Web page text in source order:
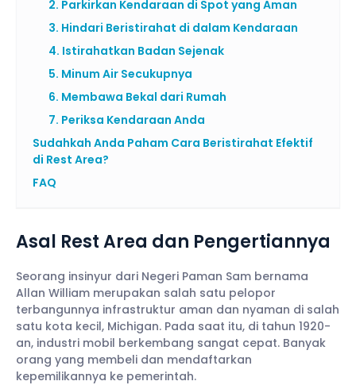
2. Parkirkan Kendaraan di Spot yang Aman
3. Hindari Beristirahat di dalam Kendaraan
4. Istirahatkan Badan Sejenak
5. Minum Air Secukupnya
6. Membawa Bekal dari Rumah
7. Periksa Kendaraan Anda
Sudahkah Anda Paham Cara Beristirahat Efektif
di Rest Area?
FAQ
Asal Rest Area dan Pengertiannya
Seorang insinyur dari Negeri Paman Sam bernama
Allan William merupakan salah satu pelopor
terbangunnya infrastruktur aman dan nyaman di salah
satu kota kecil, Michigan. Pada saat itu, di tahun 1920-
an, industri mobil berkembang sangat cepat. Banyak
orang yang membeli dan mendaftarkan
kepemilikannya ke pemerintah.